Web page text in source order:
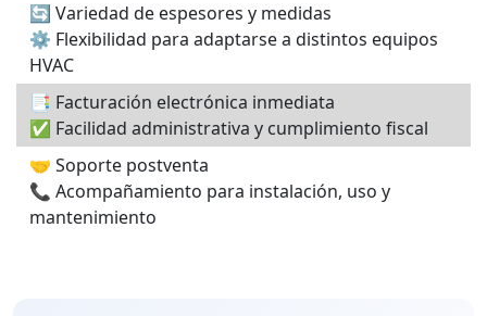
🔄 Variedad de espesores y medidas
⚙️ Flexibilidad para adaptarse a distintos equipos
HVAC
📑 Facturación electrónica inmediata
✅ Facilidad administrativa y cumplimiento fiscal
🤝 Soporte postventa
📞 Acompañamiento para instalación, uso y
mantenimiento